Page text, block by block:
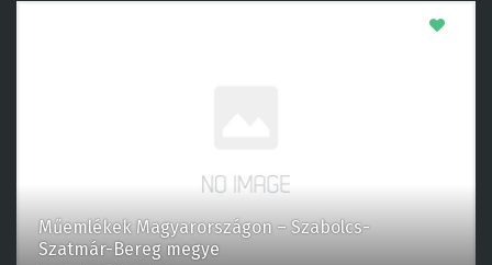
Szatmár-Bereg megye
hozzáadva 6 év ezelőtt